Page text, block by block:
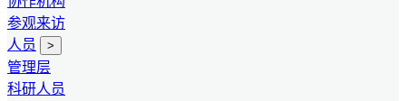
参观来访
人员
>
管理层
科研人员